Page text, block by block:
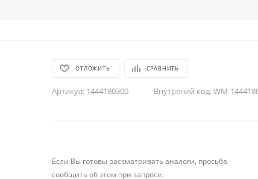
ОТЛОЖИТЬ СРАВНИТЬ
Артикул: 1444180300 Внутрений код:WM-
Если Вы готовы рассматривать аналоги, просьба
сообщить об этом при запросе.